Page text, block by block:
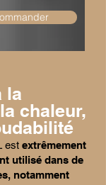
la
chaleur,
est extrêmement
utilisé dans de
notamment